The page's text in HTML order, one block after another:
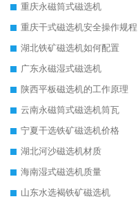
重庆永磁筒式磁选机
重庆干式磁选机安全操作规程
湖北铁矿磁选机如何配置
广东永磁湿式磁选机
陕西平板磁选机的工作原理
云南永磁筒式磁选机筒瓦
宁夏干选铁矿磁选机价格
湖北河沙磁选机材质
海南湿式磁选机质量
山东水选褐铁矿磁选机